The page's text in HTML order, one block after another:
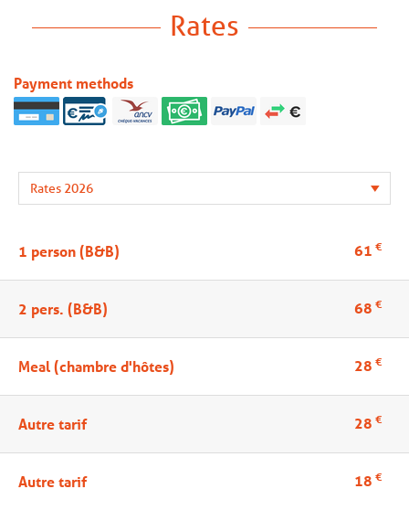
Rates
Payment methods
1 person (B&B) 61 €
2 pers. (B&B) 68 €
Meal (chambre d'hôtes) 28 €
Autre tarif 28 €
Autre tarif 18 €